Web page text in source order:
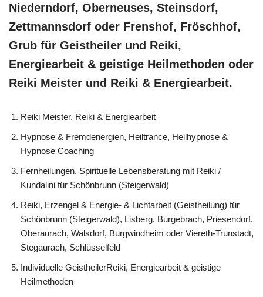
Niederndorf, Oberneuses, Steinsdorf,
Zettmannsdorf oder Frenshof, Fröschhof,
Grub für Geistheiler und Reiki,
Energiearbeit & geistige Heilmethoden oder
Reiki Meister und Reiki & Energiearbeit.
Reiki Meister, Reiki & Energiearbeit
Hypnose & Fremdenergien, Heiltrance, Heilhypnose &
Hypnose Coaching
Fernheilungen, Spirituelle Lebensberatung mit Reiki /
Kundalini für Schönbrunn (Steigerwald)
Reiki, Erzengel & Energie- & Lichtarbeit (Geistheilung) für
Schönbrunn (Steigerwald), Lisberg, Burgebrach, Priesendorf,
Oberaurach, Walsdorf, Burgwindheim oder Viereth-Trunstadt,
Stegaurach, Schlüsselfeld
Individuelle GeistheilerReiki, Energiearbeit & geistige
Heilmethoden